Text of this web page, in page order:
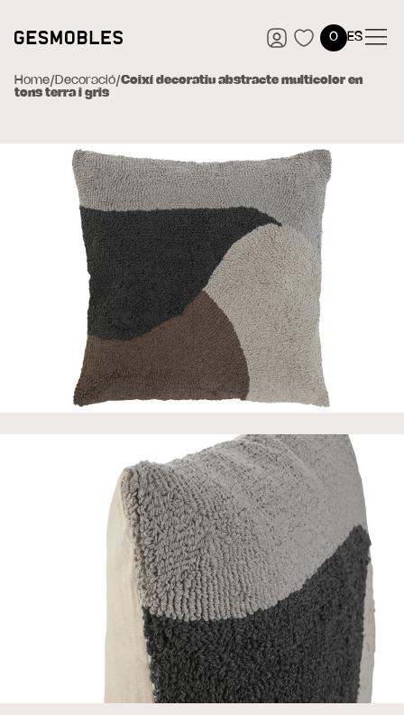
0 ES
Home/ Decoració/Coixí decoratiu abstracte multicolor en
tons terra i gris